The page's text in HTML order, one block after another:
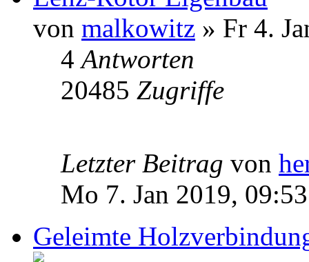
von malkowitz » Fr 4.
4Antworten
20485 Zugriffe
Letzter Beitrag von
Mo 7. Jan 2019, 09:53
Geleimte